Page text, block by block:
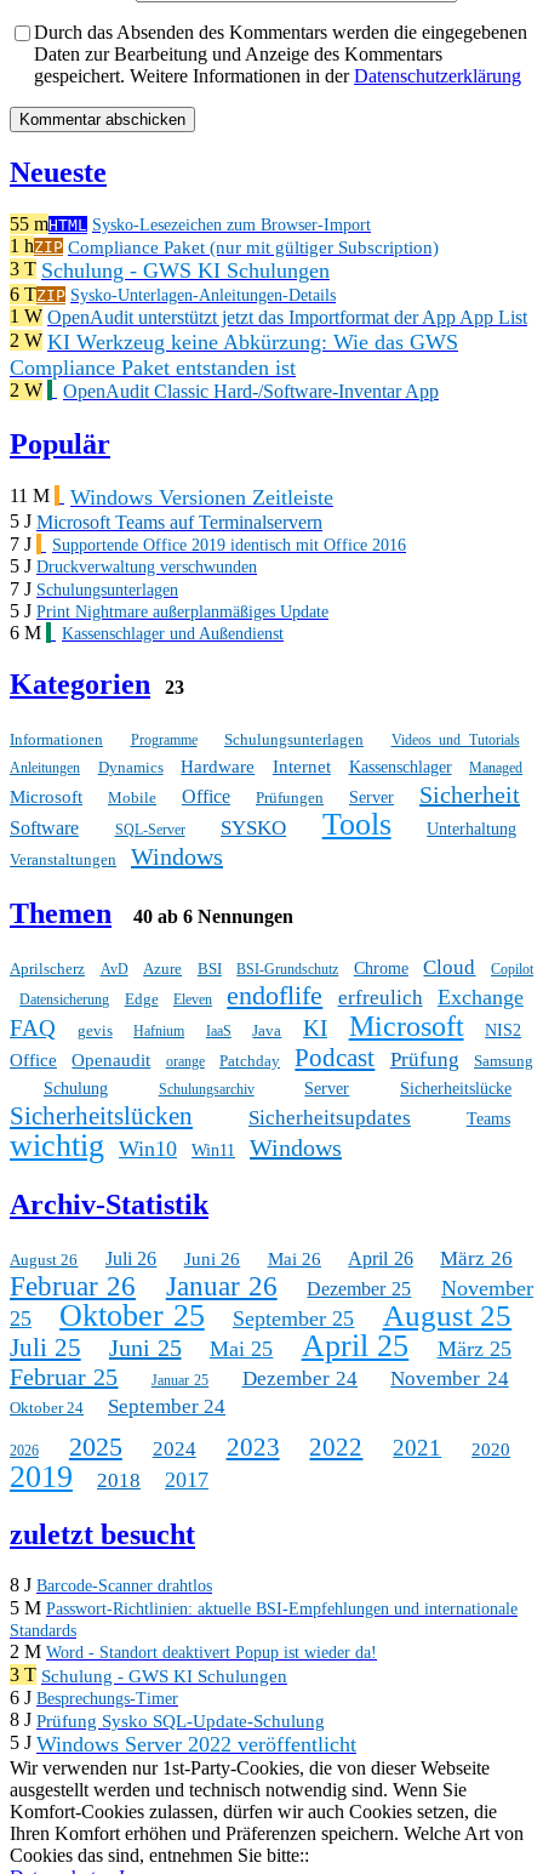
Durch das Absenden des Kommentars werden die eingegebenen
Daten zur Bearbeitung und Anzeige des Kommentars
gespeichert. Weitere Informationen in derDatenschutzerklärung
Neueste
55 mHTML Sysko-Lesezeichen zum Browser-Import
1 hZIP Compliance Paket (nur mit gültiger Subscription)
3 T Schulung - GWS KI Schulungen
6 TZIP Sysko-Unterlagen-Anleitungen-Details
1 W OpenAudit unterstützt jetzt das Importformat der App App List
2 W KI Werkzeug keine Abkürzung: Wie das GWS
Compliance Paket entstanden ist
2 W OpenAudit Classic Hard-/Software-Inventar App
Populär
11 M Windows Versionen Zeitleiste
5 J Microsoft Teams auf Terminalservern
7 J
Supportende Office 2019 identisch mit Office 2016
5 J Druckverwaltung verschwunden
7 J Schulungsunterlagen
5 J Print Nightmare außerplanmäßiges Update
6 M Kassenschlager und Außendienst
Kategorien 23
Informationen Programme Schulungsunterlagen
Videos und Tutorials
Anleitungen
Dynamics Hardware Internet Kassenschlager Managed
Microsoft Mobile Office Prüfungen Server Sicherheit
Software SQL-Server SYSKO Tools
Unterhaltung
Veranstaltungen
Windows
Themen 40 ab 6 Nennungen
Aprilscherz AvD Azure BSI BSI-Grundschutz Chrome Cloud
Copilot
Datensicherung
Edge Eleven endoflife erfreulich Exchange
FAQ gevis Hafnium IaaS Java KI Microsoft NIS2
Office Openaudit orange Patchday Podcast Prüfung
Samsung
Schulung
Schulungsarchiv Server Sicherheitslücke
Sicherheitslücken Sicherheitsupdates Teams
wichtig Win10 Win11 Windows
Archiv-Statistik
August 26 Juli 26 Juni 26 Mai 26 April 26 März 26
Februar 26 Januar 26 Dezember 25
November
25
Oktober 25 September 25 August 25
Juli 25 Juni 25 Mai 25 April 25 März 25
Februar 25 Januar 25 Dezember 24 November 24
Oktober 24 September 24
2026 2025 2024 2023 2022 2021 2020
2019 2018 2017
zuletzt besucht
8 J Barcode-Scanner drahtlos
5 M Passwort-Richtlinien: aktuelle BSI-Empfehlungen und internationale
Standards
2 M Word - Standort deaktivert Popup ist wieder da!
3 T Schulung - GWS KI Schulungen
6 J Besprechungs-Timer
8 J Prüfung Sysko SQL-Update-Schulung
5 J Windows Server 2022 veröffentlicht
Wir verwenden nur 1st-Party-Cookies, die von dieser Webseite
ausgestellt werden und technisch notwendig sind. Wenn Sie
Komfort-Cookies zulassen, dürfen wir auch Cookies setzen, die
Ihren Komfort erhöhen und Präferenzen speichern. Welche Art von
Cookies das sind, entnehmen Sie bitte::